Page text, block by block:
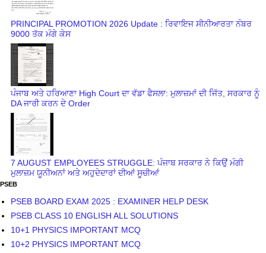
PRINCIPAL PROMOTION 2026 Update : ਰਿਵਾਇਜ ਸੀਨੀਆਰਤਾ ਨੰਬਰ
9000 ਤੱਕ ਮੰਗੇ ਕੇਸ
ਪੰਜਾਬ ਅਤੇ ਹਰਿਆਣਾ High Court ਦਾ ਵੱਡਾ ਫੈਸਲਾ: ਮੁਲਾਜ਼ਮਾਂ ਦੀ ਜਿੱਤ, ਸਰਕਾਰ ਨੂੰ
DA ਜਾਰੀ ਕਰਨ ਦੇ Order
7 AUGUST EMPLOYEES STRUGGLE: ਪੰਜਾਬ ਸਰਕਾਰ ਨੇ ਕਿਉਂ ਮੰਗੀ
ਮੁਲਾਜ਼ਮ ਯੂਨੀਅਨਾਂ ਅਤੇ ਅਹੁਦੇਦਾਰਾਂ ਦੀਆਂ ਸੂਚੀਆਂ
PSEB
PSEB BOARD EXAM 2025 : EXAMINER HELP DESK
PSEB CLASS 10 ENGLISH ALL SOLUTIONS
10+1 PHYSICS IMPORTANT MCQ
10+2 PHYSICS IMPORTANT MCQ